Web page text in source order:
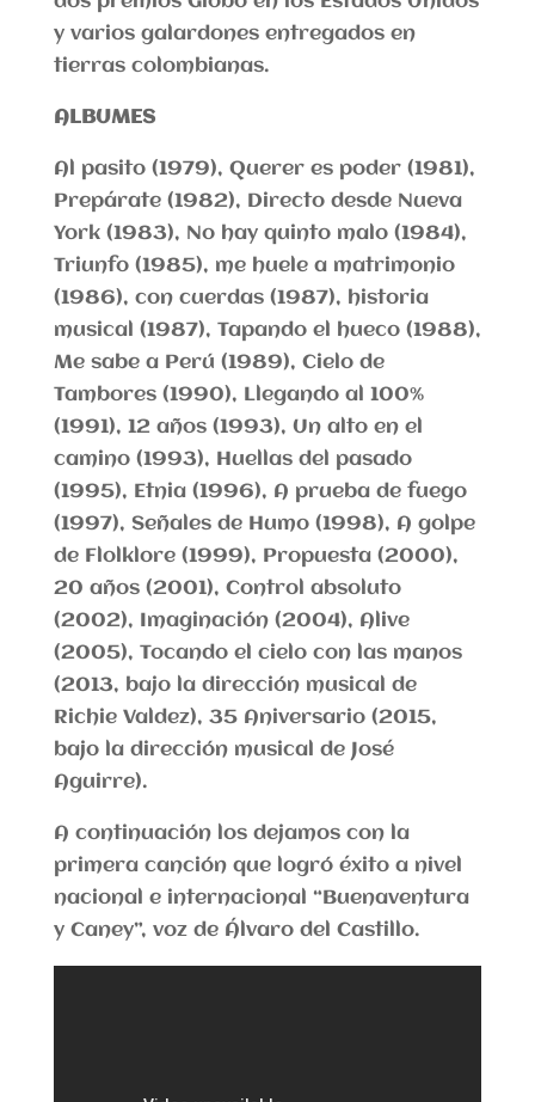
y varios galardones entregados en
tierras colombianas.
ALBUMES
Al pasito (1979), Querer es poder (1981),
Prepárate (1982), Directo desde Nueva
York (1983), No hay quinto malo (1984),
Triunfo (1985), me huele a matrimonio
(1986), con cuerdas (1987), historia
musical (1987), Tapando el hueco (1988),
Me sabe a Perú (1989), Cielo de
Tambores (1990), Llegando al 100%
(1991), 12 años (1993), Un alto en el
camino (1993), Huellas del pasado
(1995), Etnia (1996), A prueba de fuego
(1997), Señales de Humo (1998), A golpe
de Flolklore (1999), Propuesta (2000),
20 años (2001), Control absoluto
(2002), Imaginación (2004), Alive
(2005), Tocando el cielo con las manos
(2013, bajo la dirección musical de
Richie Valdez), 35 Aniversario (2015,
bajo la dirección musical de José
Aguirre).
A continuación los dejamos con la
primera canción que logró éxito a nivel
nacional e internacional “Buenaventura
y Caney”, voz de Álvaro del Castillo.